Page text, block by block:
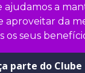
ajudamos a
aproveitar da
os seus
parte do Clube